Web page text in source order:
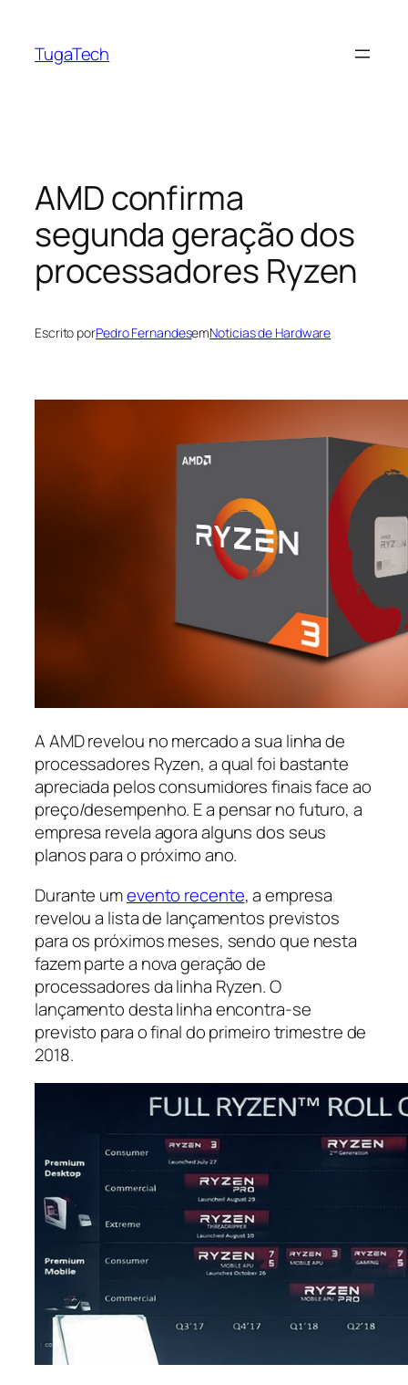
TugaTech
AMD confirma
segunda geração dos
processadores Ryzen
Escrito porPedro FernandesemNoticias de Hardware
A AMD revelou no mercado a sua linha de
processadores Ryzen, a qual foi bastante
apreciada pelos consumidores finais face ao
preço/desempenho. E a pensar no futuro, a
empresa revela agora alguns dos seus
planos para o próximo ano.
Durante umevento recente, a empresa
revelou a lista de lançamentos previstos
para os próximos meses, sendo que nesta
fazem parte a nova geração de
processadores da linha Ryzen. O
lançamento desta linha encontra-se
previsto para o final do primeiro trimestre de
2018.